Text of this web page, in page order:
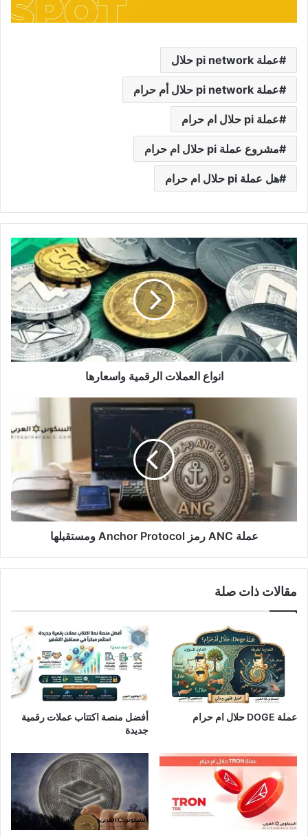
عملة pi network حلال
عملة pi network حلال أم حرام
عملة pi حلال ام حرام
مشروع عملة pi حلال ام حرام
هل عملة pi حلال ام حرام
انواع
العملات
الرقمية
واسعارها
انواع العملات الرقمية واسعارها
Protocol
ومستقبلها
عملة ANC رمز Anchor Protocol ومستقبلها
مقالات ذات صلة
عملة DOGE حلال ام حرام
أفضل منصة اكتتاب عملات رقمية
جديدة